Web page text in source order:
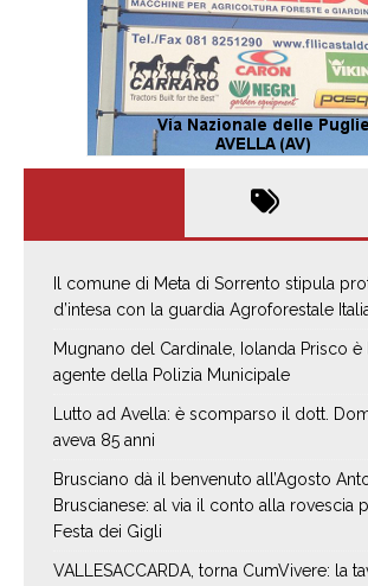
Il comune di Meta di Sorrento stipula
d’intesa con la guardia Agroforestale
Mugnano del Cardinale, Iolanda Prisco è
agente della Polizia Municipale
Lutto ad Avella: è scomparso il dott.
aveva 85 anni
Brusciano dà il benvenuto all’Agosto
Bruscianese: al via il conto alla rovescia
Festa dei Gigli
VALLESACCARDA, torna CumVivere: la